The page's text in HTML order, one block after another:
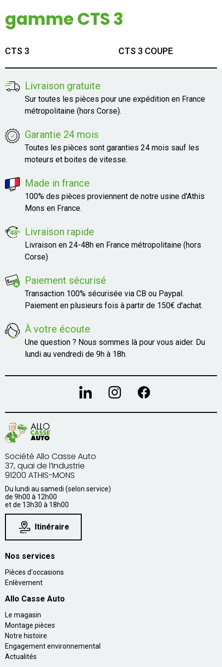
gamme CTS 3
CTS 3 CTS 3 COUPE
Livraison gratuite
Sur toutes les pièces pour une expédition en France
métropolitaine (hors Corse).
Garantie 24 mois
Toutes les pièces sont garanties 24 mois sauf les
moteurs et boites de vitesse.
Made in france
100% des pièces proviennent de notre usine d'Athis
Mons en France.
Livraison rapide
Livraison en 24-48h en France métropolitaine (hors
Corse)
Paiement sécurisé
Transaction 100% sécurisée via CB ou Paypal.
Paiement en plusieurs fois à partir de 150€ d'achat.
À votre écoute
Une question ? Nous sommes là pour vous aider. Du
lundi au vendredi de 9h à 18h.
Société Allo Casse Auto
37, quai de l’Industrie
91200 ATHIS-MONS
Du lundi au samedi (selon service)
de 9h00 à 12h00
et de 13h30 à 18h00
Itinéraire
Nos services
Pièces d'occasions
Enlèvement
Allo Casse Auto
Le magasin
Montage pièces
Notre histoire
Engagement environnemental
Actualités